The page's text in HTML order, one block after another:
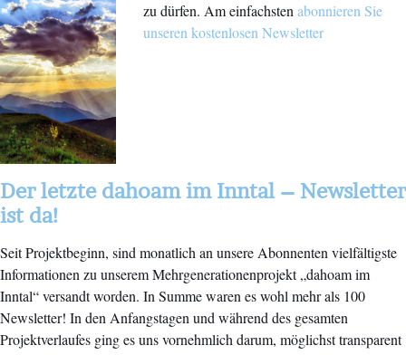
zu dürfen. Am einfachsten abonnieren Sie
unseren kostenlosen Newsletter
Der letzte dahoam im Inntal – Newsletter
ist da!
Seit Projektbeginn, sind monatlich an unsere Abonnenten vielfältigste
Informationen zu unserem Mehrgenerationenprojekt „dahoam im
Inntal“ versandt worden. In Summe waren es wohl mehr als 100
Newsletter! In den Anfangstagen und während des gesamten
Projektverlaufes ging es uns vornehmlich darum, möglichst transparent